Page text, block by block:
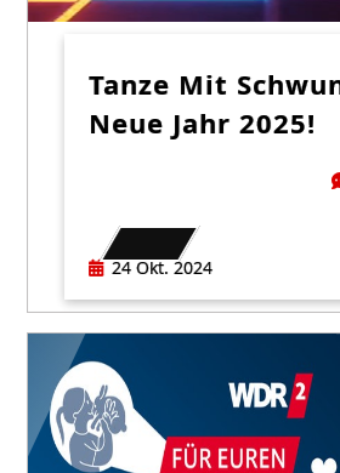
Tanze Mit
Neue Jahr 2025!
24 Okt. 2024